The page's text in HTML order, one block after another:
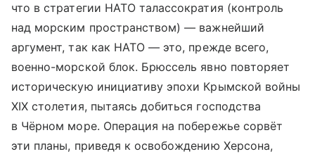
что в стратегии НАТО талассократия (контроль
над морским пространством) — важнейший
аргумент, так как НАТО — это, прежде всего,
военно-морской блок. Брюссель явно повторяет
историческую инициативу эпохи Крымской войны
XIX столетия, пытаясь добиться господства
в Чёрном море. Операция на побережье сорвёт
эти планы, приведя к освобождению Херсона,